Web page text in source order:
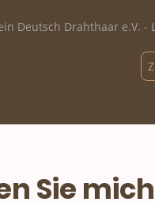
Deutsch Drahthaar e.V.
Sie mich